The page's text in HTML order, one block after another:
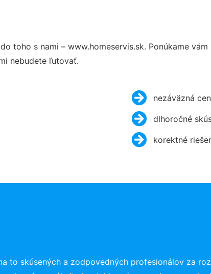
toho s nami – www.homeservis.sk. Ponúkame
nebudete ľutovať.
nezáväzná
dlhoročné
korektné
to skúsených a zodpovedných profesionálov za